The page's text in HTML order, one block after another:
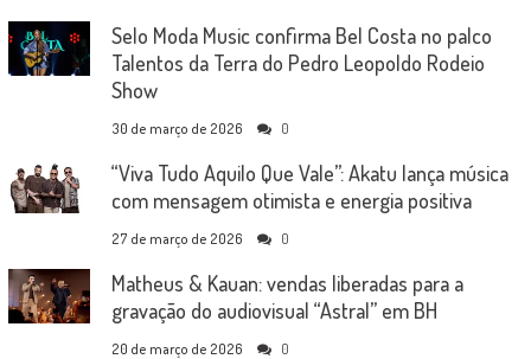
Selo Moda Music confirma Bel Costa no palco
Talentos da Terra do Pedro Leopoldo Rodeio
Show
30 de março de 2026 0
“Viva Tudo Aquilo Que Vale”: Akatu lança música
com mensagem otimista e energia positiva
27 de março de 2026 0
Matheus & Kauan: vendas liberadas para a
gravação do audiovisual “Astral” em BH
20 de março de 2026 0